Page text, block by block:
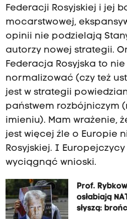
Federacji Rosyjskiej i jej
mocarstwowej,
opinii nie podzielają
autorzy nowej strategii.
Federacja Rosyjska to
normalizować (czy też
jest w strategii
państwem rozbójniczym
imieniu). Mam wrażenie,
jest więcej źle o Europie
Rosyjskiej. I
wyciągnąć wnioski.
Prof.
osłabiają
słyszą: